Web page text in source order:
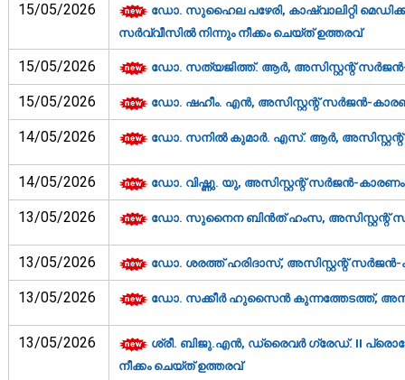
15/05/2026
ഡോ. സുഹൈല പഴേരി, കാഷ്വാലിറ്റി
സര്‍വ്വീസില്‍ നിന്നും നീക്കം ചെയ്ത് ഉത്തരവ്‌
15/05/2026 ഡോ. സത്യജിത്ത്. ആർ, അസിസ്റ്റന്റ് സര്‍ജന്‍-
15/05/2026 ഡോ. ഷഹീം. എൻ, അസിസ്റ്റന്റ് സര്‍ജന്‍-
14/05/2026 ഡോ. സനിൽ കുമാർ. എസ്. ആർ, അസിസ്റ്റന്റ്
14/05/2026 ഡോ. വിഷ്ണു. യു, അസിസ്റ്റന്റ് സര്‍ജന്‍-കാരണം
13/05/2026 ഡോ. സുനൈന ബിൻത് ഹംസ, അസിസ്റ്റന്റ്
13/05/2026 ഡോ. ശരത്ത് ഹരിദാസ്, അസിസ്റ്റന്റ് സര്‍ജന്‍-
13/05/2026 ഡോ. സക്കീർ ഹുസൈൻ കുന്നത്തേടത്ത്,
13/05/2026
ശ്രീ. ബിജു.എൻ, ഡ്രൈവർ ഗ്രേഡ്. II
നീക്കം ചെയ്ത് ഉത്തരവ്‌